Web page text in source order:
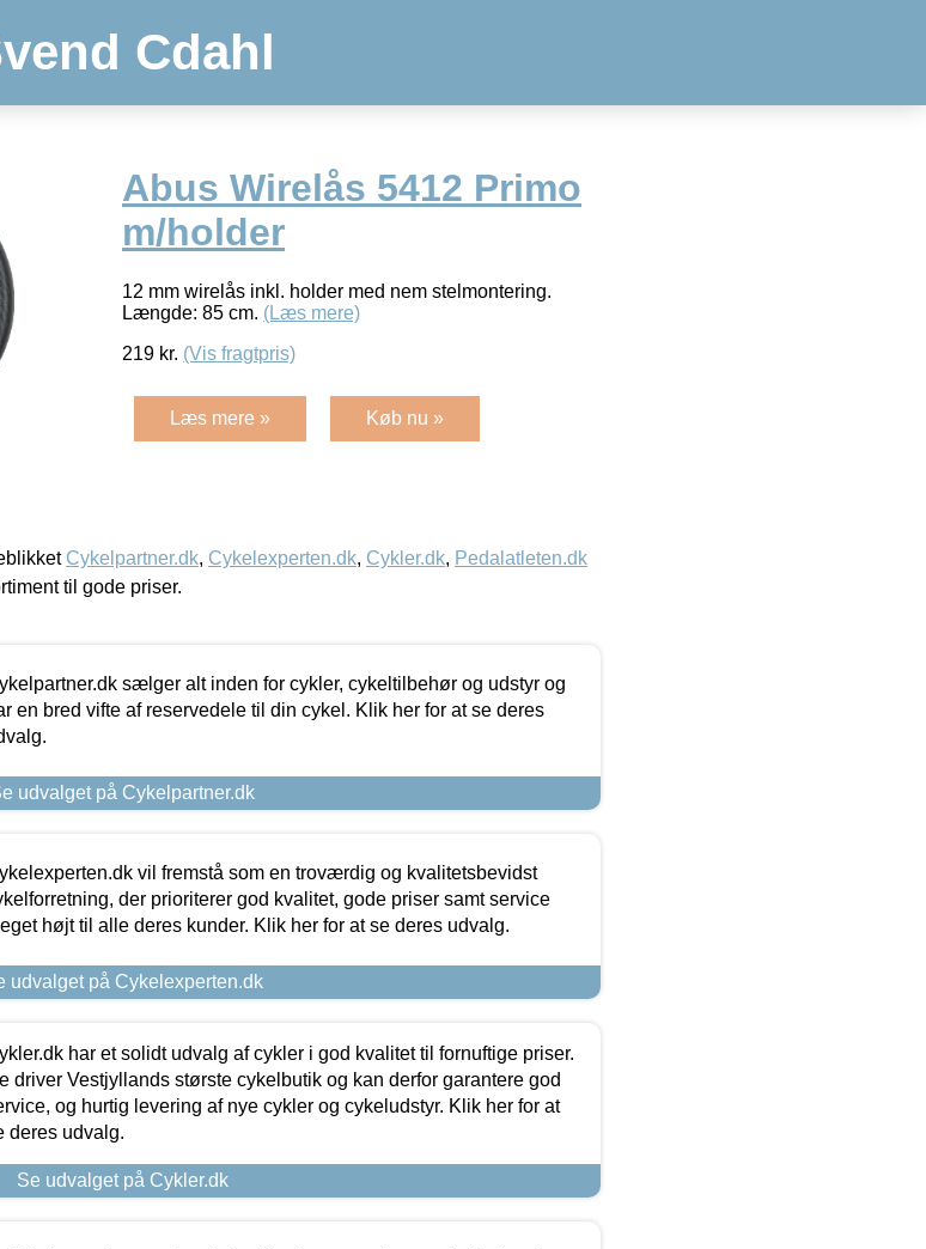
Cdahl
Abus Wirelås 5412 Primo
m/holder
12 mm wirelås inkl. holder med nem stelmontering.
Længde: 85 cm. (Læs mere)
219 kr. (Vis fragtpris)
Læs mere » Køb nu »
Cykelpartner.dk, Cykelexperten.dk, Cykler.dk, Pedalatleten.dk
til gode priser.
sælger alt inden for cykler, cykeltilbehør og udstyr og
en bred vifte af reservedele til din cykel. Klik her for at se deres
udvalget på Cykelpartner.dk
vil fremstå som en troværdig og kvalitetsbevidst
der prioriterer god kvalitet, gode priser samt service
højt til alle deres kunder. Klik her for at se deres udvalg.
udvalget på Cykelexperten.dk
har et solidt udvalg af cykler i god kvalitet til fornuftige priser.
driver Vestjyllands største cykelbutik og kan derfor garantere god
og hurtig levering af nye cykler og cykeludstyr. Klik her for at
deres udvalg.
Se udvalget på Cykler.dk